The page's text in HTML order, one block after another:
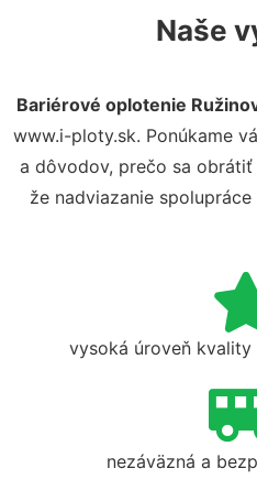
Naše
Bariérové oplotenie
www.i-ploty.sk. Ponúkame
a dôvodov, prečo sa obrátiť
že nadviazanie
vysoká úroveň
nezáväzná a